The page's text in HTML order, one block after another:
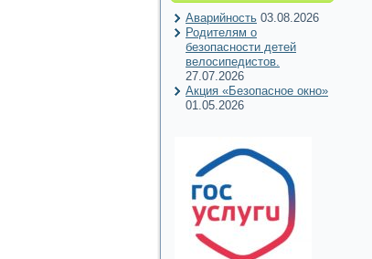
периоду
Аварийность 03.08.2026
Родителям о
безопасности детей
велосипедистов.
27.07.2026
Акция «Безопасное окно»
01.05.2026